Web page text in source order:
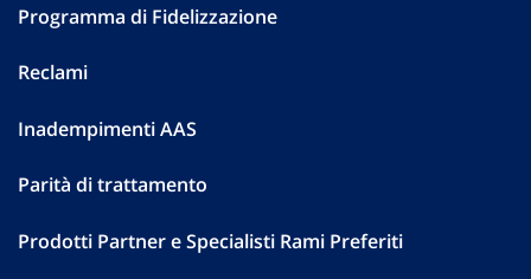
Programma di Fidelizzazione
Reclami
Inadempimenti AAS
Parità di trattamento
Prodotti Partner e Specialisti Rami Preferiti